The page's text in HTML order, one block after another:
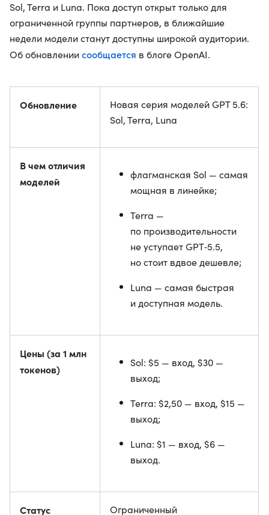
Sol, Terra и Luna. Пока доступ открыт только для
ограниченной группы партнеров, в ближайшие
недели модели станут доступны широкой аудитории.
Об обновлениисообщается в блоге OpenAI.
Обновление
Новая серия моделей GPT 5.6:
Sol, Terra, Luna
В чем отличия
моделей
флагманская Sol — самая
мощная в линейке;
Terra —
по производительности
не уступает GPT‑5.5,
но стоит вдвое дешевле;
Luna — самая быстрая
и доступная модель.
Цены (за 1 млн
токенов)
Sol: $5 — вход, $30 —
выход;
Terra: $2,50 — вход, $15 —
выход;
Luna: $1 — вход, $6 —
выход.
Статус Ограниченный